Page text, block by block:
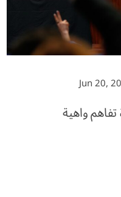
Jun 20,
واهية